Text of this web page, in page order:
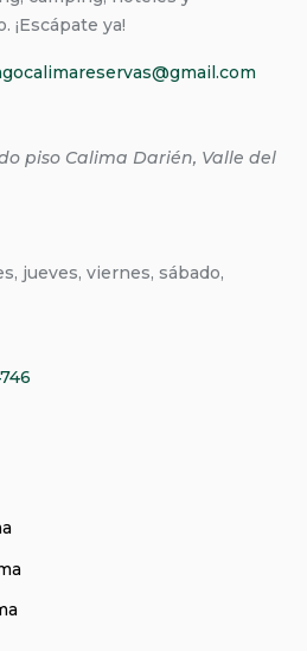
¡Escápate ya!
piso Calima Darién, Valle del
jueves, viernes, sábado,